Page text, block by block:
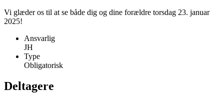
Vi glæder os til at se både dig og dine forældre torsdag 23. januar
2025!
Ansvarlig
JH
Type
Obligatorisk
Deltagere